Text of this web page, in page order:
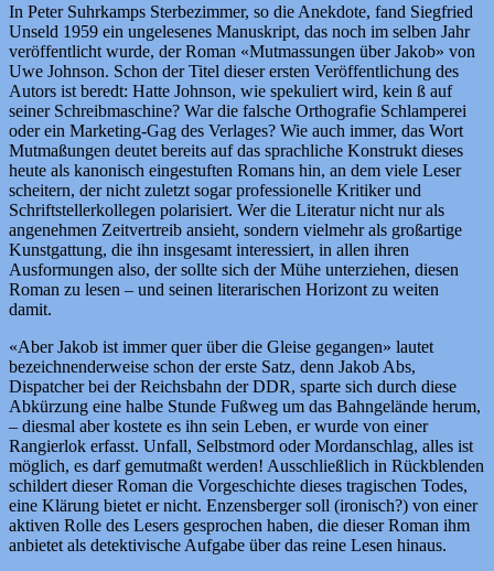
In Peter Suhrkamps Sterbezimmer, so die Anekdote, fand Siegfried
Unseld 1959 ein ungelesenes Manuskript, das noch im selben Jahr
veröffentlicht wurde, der Roman «Mutmassungen über Jakob» von
Uwe Johnson. Schon der Titel dieser ersten Veröffentlichung des
Autors ist beredt: Hatte Johnson, wie spekuliert wird, kein ß auf
seiner Schreibmaschine? War die falsche Orthografie Schlamperei
oder ein Marketing-Gag des Verlages? Wie auch immer, das Wort
Mutmaßungen deutet bereits auf das sprachliche Konstrukt dieses
heute als kanonisch eingestuften Romans hin, an dem viele Leser
scheitern, der nicht zuletzt sogar professionelle Kritiker und
Schriftstellerkollegen polarisiert. Wer die Literatur nicht nur als
angenehmen Zeitvertreib ansieht, sondern vielmehr als großartige
Kunstgattung, die ihn insgesamt interessiert, in allen ihren
Ausformungen also, der sollte sich der Mühe unterziehen, diesen
Roman zu lesen – und seinen literarischen Horizont zu weiten
damit.
«Aber Jakob ist immer quer über die Gleise gegangen» lautet
bezeichnenderweise schon der erste Satz, denn Jakob Abs,
Dispatcher bei der Reichsbahn der DDR, sparte sich durch diese
Abkürzung eine halbe Stunde Fußweg um das Bahngelände herum,
– diesmal aber kostete es ihn sein Leben, er wurde von einer
Rangierlok erfasst. Unfall, Selbstmord oder Mordanschlag, alles ist
möglich, es darf gemutmaßt werden! Ausschließlich in Rückblenden
schildert dieser Roman die Vorgeschichte dieses tragischen Todes,
eine Klärung bietet er nicht. Enzensberger soll (ironisch?) von einer
aktiven Rolle des Lesers gesprochen haben, die dieser Roman ihm
anbietet als detektivische Aufgabe über das reine Lesen hinaus.